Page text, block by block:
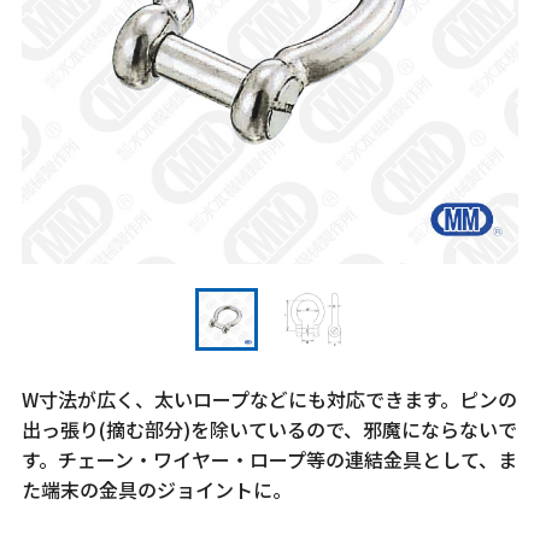
W寸法が広く、太いロープなどにも対応できます。ピンの
出っ張り(摘む部分)を除いているので、邪魔にならないで
す。チェーン・ワイヤー・ロープ等の連結金具として、ま
た端末の金具のジョイントに。